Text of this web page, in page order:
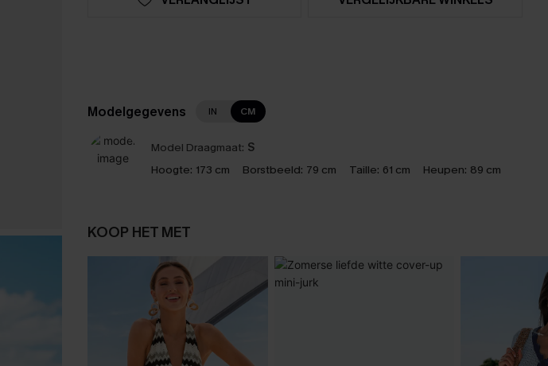
Modelgegevens IN CM
Model Draagmaat: S
Hoogte: 173 cm Borstbeeld: 79 cm Taille: 61 cm Heupen: 89 cm
KOOP HET MET